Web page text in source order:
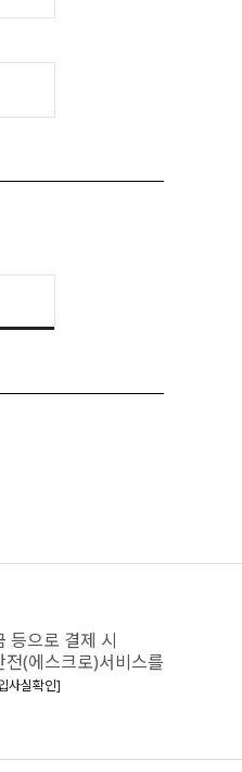
등으로 결제 시
(에스크로)서비스를
사실확인]